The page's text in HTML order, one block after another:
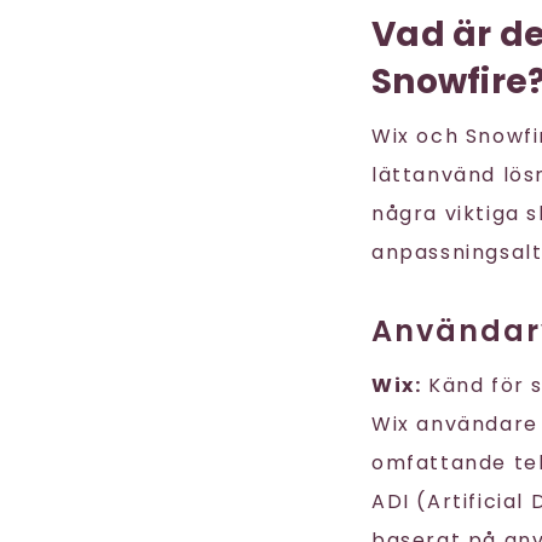
Vad är
Wix och
lättanvänd
några viktiga
Wix: Känd för
Wix
omfattande
ADI (Artificial